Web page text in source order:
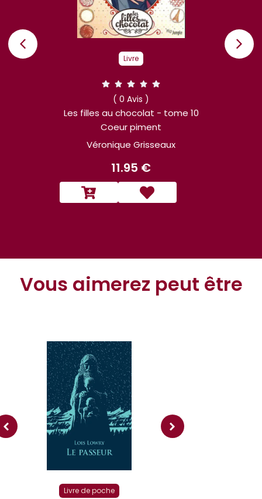
Livre
( 0 Avis )
Les filles au chocolat - tome 10
Coeur piment
Véronique Grisseaux
11.95 €
Vous aimerez peut être
Livre de poche